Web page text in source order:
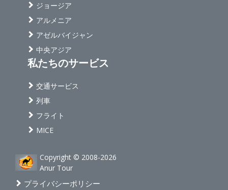
ジョージア
アルメニア
アゼルバイジャン
中央アジア
私たちのサービス
交通サービス
列車
フライト
MICE
Copyright © 2008-2026
Anur Tour
プライバシーポリシー